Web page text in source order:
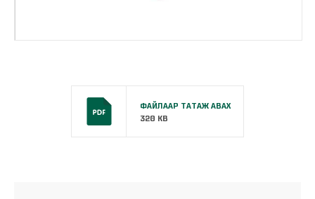
ФАЙЛААР ТАТАЖ АВАХ
320 KB